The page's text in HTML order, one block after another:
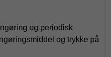
og periodisk
og trykke på